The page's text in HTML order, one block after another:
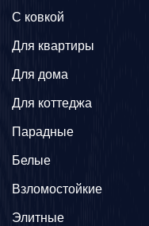
C ковкой
Для квартиры
Для дома
Для коттеджа
Парадные
Белые
Взломостойкие
Элитные